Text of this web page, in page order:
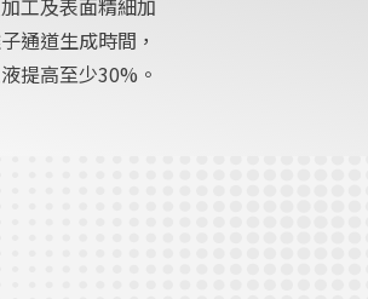
工及表面精細加
通道生成時間，
提高至少30%。